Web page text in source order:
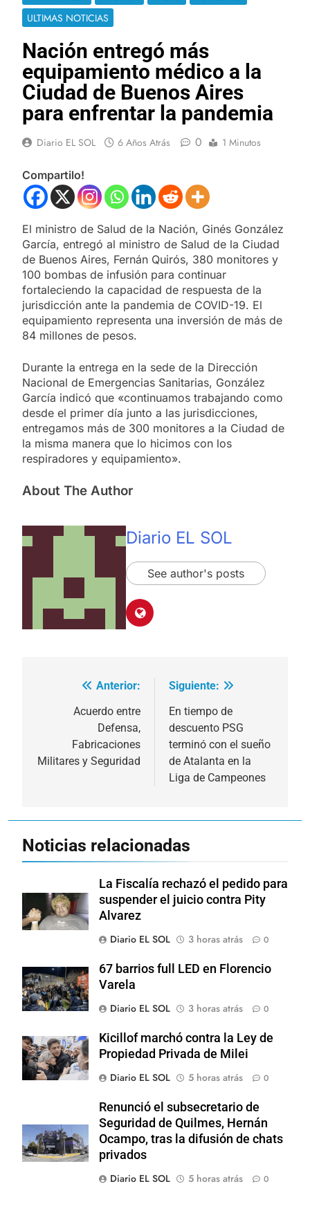
ULTIMAS NOTICIAS
Nación entregó más
equipamiento médico a la
Ciudad de Buenos Aires
para enfrentar la pandemia
Diario EL SOL 6 Años Atrás 0 1 Minutos
Compartilo!
El ministro de Salud de la Nación, Ginés González
García, entregó al ministro de Salud de la Ciudad
de Buenos Aires, Fernán Quirós, 380 monitores y
100 bombas de infusión para continuar
fortaleciendo la capacidad de respuesta de la
jurisdicción ante la pandemia de COVID-19. El
equipamiento representa una inversión de más de
84 millones de pesos.
Durante la entrega en la sede de la Dirección
Nacional de Emergencias Sanitarias, González
García indicó que «continuamos trabajando como
desde el primer día junto a las jurisdicciones,
entregamos más de 300 monitores a la Ciudad de
la misma manera que lo hicimos con los
respiradores y equipamiento».
About The Author
Diario EL SOL
See author's posts
Navegación
entradas
Anterior:
Acuerdo entre
Defensa,
Fabricaciones
Militares y Seguridad
Siguiente:
En tiempo de
descuento PSG
terminó con el sueño
de Atalanta en la
Liga de Campeones
Noticias relacionadas
La Fiscalía rechazó el pedido para
suspender el juicio contra Pity
Alvarez
Diario EL SOL
3 horas atrás 0
67 barrios full LED en Florencio
Varela
Diario EL SOL
3 horas atrás 0
Kicillof marchó contra la Ley de
Propiedad Privada de Milei
Diario EL SOL
5 horas atrás 0
Renunció el subsecretario de
Seguridad de Quilmes, Hernán
Ocampo, tras la difusión de chats
privados
Diario EL SOL
5 horas atrás 0